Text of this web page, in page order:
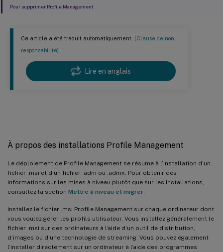
Ce article a été traduit automatiquement. (Clause de non
responsabilité)
Lire en anglais
À propos des installations Profile Management
Le déploiement de Profile Management se résume à l’installation d’un
fichier .msi et d’un fichier .adm ou .admx. Pour obtenir des
informations sur les mises à niveau plutôt que sur les installations,
consultez la section Mettre à niveau et migrer
Installez le fichier .msi Profile Management sur chaque ordinateur dont
vous voulez gérer les profils utilisateur. Vous installez généralement le
fichier .msi sur des ordinateurs à l’aide d’un outil de distribution,
d’images ou d’une technologie de streaming. Vous pouvez également
l’installer directement sur un ordinateur à l’aide des programmes
Pour supprimer Profile Management